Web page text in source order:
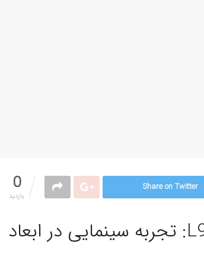
0
بازدید
Share on Twitter
تلویزیون لیزری هایسنس L9Q: تجربه سینمایی در ابعاد